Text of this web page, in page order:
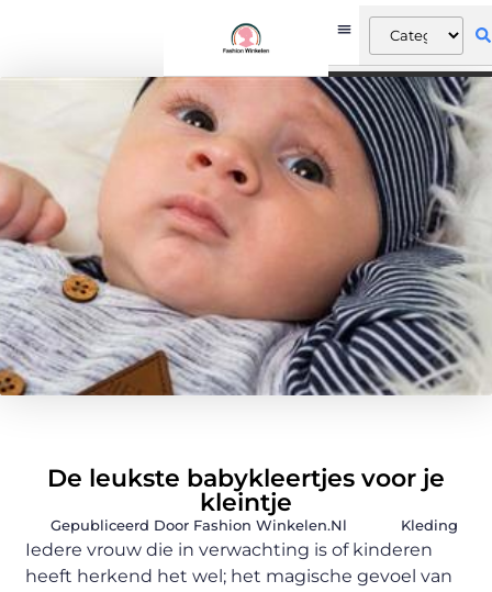
De leukste babykleertjes voor je
kleintje
Gepubliceerd Door Fashion Winkelen.nl Kleding
Iedere vrouw die in verwachting is of kinderen
heeft herkend het wel; het magische gevoel van